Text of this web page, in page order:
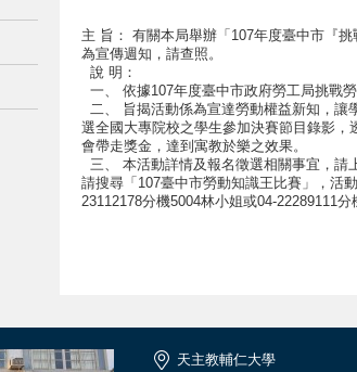
主 旨： 有關本局舉辦「107年度臺中市『
為宣傳週知，請查照。
說 明：
一、 依據107年度臺中市政府勞工局挑戰
二、 旨揭活動係為宣達勞動權益新知，讓
選全國大專院校之學生參加決賽節目錄影
會帶走獎金，達到寓教於樂之效果。
三、 本活動詳情及報名徵選相關事宜，請
請搜尋「107臺中市勞動知識王比賽」，活
23112178分機5004林小姐或04-22289111分
天主教輔仁大學